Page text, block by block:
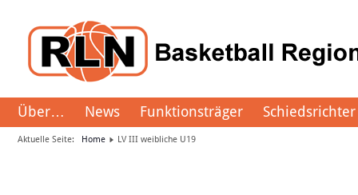
Über… News Funktionsträger Schiedsrichter
Aktuelle Seite: Home LV III weibliche U19